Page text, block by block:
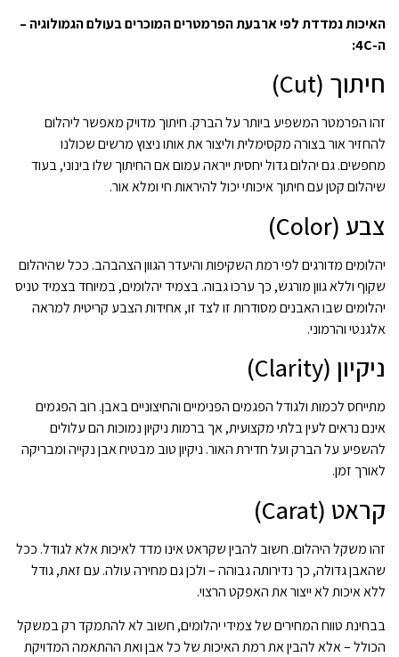
האיכות נמדדת לפי ארבעת הפרמטרים המוכרים בעולם הגמולוגיה –
ה-4C:
חיתוך (Cut)
זהו הפרמטר המשפיע ביותר על הברק. חיתוך מדויק מאפשר ליהלום
להחזיר אור בצורה מקסימלית וליצור את אותו ניצוץ מרשים שכולנו
מחפשים. גם יהלום גדול יחסית ייראה עמום אם החיתוך שלו בינוני, בעוד
שיהלום קטן עם חיתוך איכותי יכול להיראות חי ומלא אור.
צבע (Color)
יהלומים מדורגים לפי רמת השקיפות והיעדר הגוון הצהבהב. ככל שהיהלום
שקוף וללא גוון מורגש, כך ערכו גבוה. בצמיד יהלומים, במיוחד בצמיד טניס
יהלומים שבו האבנים מסודרות זו לצד זו, אחידות הצבע קריטית למראה
אלגנטי והרמוני.
ניקיון (Clarity)
מתייחס לכמות ולגודל הפגמים הפנימיים והחיצוניים באבן. רוב הפגמים
אינם נראים לעין בלתי מקצועית, אך ברמות ניקיון נמוכות הם עלולים
להשפיע על הברק ועל חדירת האור. ניקיון טוב מבטיח אבן נקייה ומבריקה
לאורך זמן.
קראט (Carat)
זהו משקל היהלום. חשוב להבין שקראט אינו מדד לאיכות אלא לגודל. ככל
שהאבן גדולה, כך נדירותה גבוהה – ולכן גם מחירה עולה. עם זאת, גודל
ללא איכות לא ייצור את האפקט הרצוי.
בבחינת טווח המחירים של צמידי יהלומים, חשוב לא להתמקד רק במשקל
הכולל – אלא להבין את רמת האיכות של כל אבן ואת ההתאמה המדויקת